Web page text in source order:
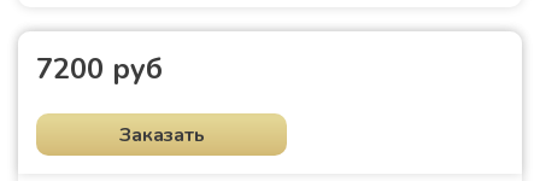
7200 руб
Заказать